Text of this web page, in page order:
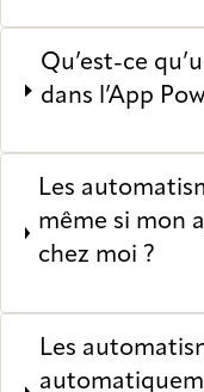
Qu’est-ce
dans l’App
Les
même si mon
chez moi ?
Les